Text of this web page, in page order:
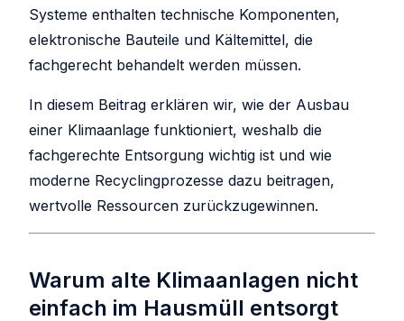
Systeme enthalten technische Komponenten,
elektronische Bauteile und Kältemittel, die
fachgerecht behandelt werden müssen.
In diesem Beitrag erklären wir, wie der Ausbau
einer Klimaanlage funktioniert, weshalb die
fachgerechte Entsorgung wichtig ist und wie
moderne Recyclingprozesse dazu beitragen,
wertvolle Ressourcen zurückzugewinnen.
Warum alte Klimaanlagen nicht
einfach im Hausmüll entsorgt